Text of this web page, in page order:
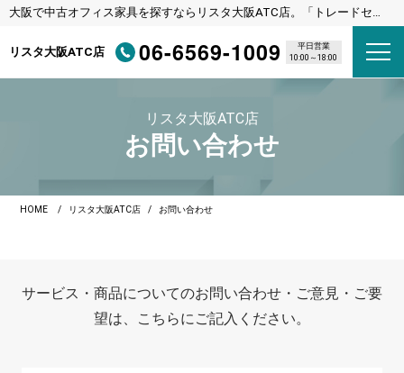
大阪で中古オフィス家具を探すならリスタ大阪ATC店。「トレードセン
リスタ大阪ATC店
06-6569-1009
平日営業
10:00～18:00
リスタ大阪ATC店
お問い合わせ
HOME リスタ大阪ATC店 お問い合わせ
サービス・商品についてのお問い合わせ・ご意見・ご要
望は、こちらにご記入ください。